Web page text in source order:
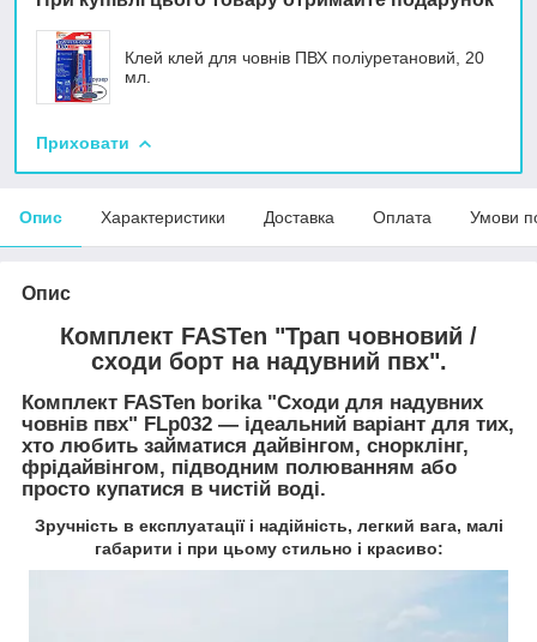
Клей клей для човнів ПВХ поліуретановий, 20
мл.
Приховати
Опис Характеристики Доставка Оплата Умови
Опис
Комплект FASTen "Трап човновий /
сходи борт на надувний пвх".
Комплект FASTen borika "Сходи для надувних
човнів пвх" FLp032 ― ідеальний варіант для тих,
хто любить займатися дайвінгом, снорклінг,
фрідайвінгом, підводним полюванням або
просто купатися в чистій воді.
Зручність в експлуатації і надійність, легкий вага, малі
габарити і при цьому стильно і красиво: